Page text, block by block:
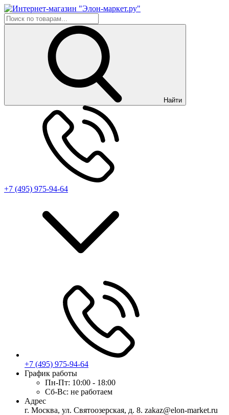
Найти
+7 (495) 975-94-64
+7 (495) 975-94-64
График работы
Пн-Пт: 10:00 - 18:00
Сб-Вс: не работаем
Адрес
г. Москва, ул. Святоозерская, д. 8. zakaz@elon-market.ru